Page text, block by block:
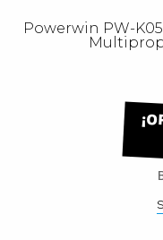
Powerwin PW-